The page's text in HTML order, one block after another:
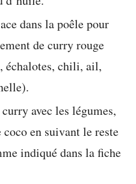
dans la poêle pour
de curry rouge
échalotes, chili, ail,
avec les légumes,
en suivant le reste
indiqué dans la fiche